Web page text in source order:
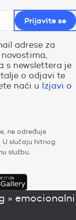
adrese za
s newslettera je
o odjavi te
naći u Izjavi o
ne određuje
slučaju hitnog
službu.
» emocionalni